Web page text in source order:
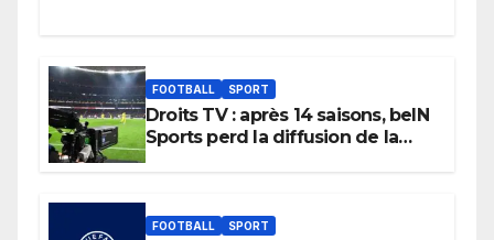
FOOTBALL SPORT
Droits TV : après 14 saisons, beIN
Sports perd la diffusion de la
FOOTBALL SPORT